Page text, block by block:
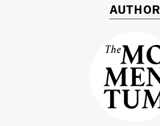
AUTHOR